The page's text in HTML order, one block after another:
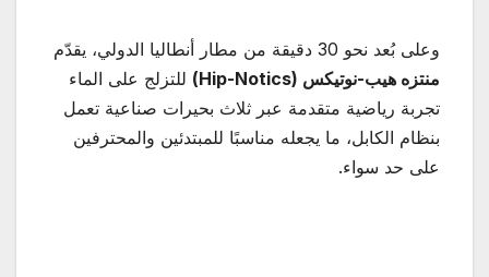
وعلى بُعد نحو 30 دقيقة من مطار أنطاليا الدولي، يقدّم
منتزه هيب-نوتيكس (Hip-Notics)
للتزلج على الماء
تجربة رياضية متقدمة عبر ثلاث بحيرات صناعية تعمل
بنظام الكابل، ما يجعله مناسبًا للمبتدئين والمحترفين
على حد سواء.